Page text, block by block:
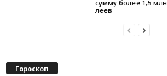
сумму более 1,5 млн
леев
Гороскоп